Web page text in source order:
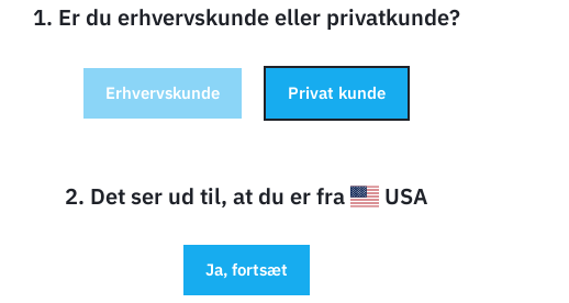
Lab H2D AMS
Bambu Lab AMS
DKK1 999,00
1. Er du erhvervskunde eller privatkunde?
Erhvervskunde Privat kunde
2. Det ser ud til, at du er fra USA
Ja, fortsæt